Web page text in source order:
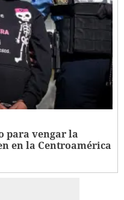
para vengar la
en la Centroamérica